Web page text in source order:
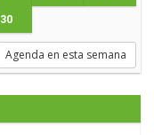
30
Agenda en esta semana